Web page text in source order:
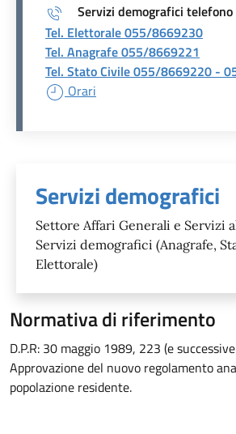
Servizi demografici telefono
Tel. Elettorale 055/8669230
Tel. Anagrafe 055/8669221
Tel. Stato Civile 055/8669220 -
Orari
Unità
Servizi demografici
Settore Affari Generali e Servizi
Servizi demografici (Anagrafe,
Elettorale)
Normativa di riferimento
D.P.R: 30 maggio 1989, 223 (e
Approvazione del nuovo regolamento
popolazione residente.